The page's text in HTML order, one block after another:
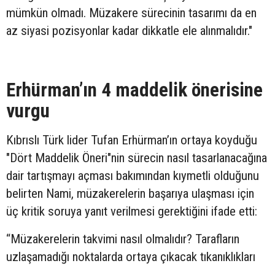
mümkün olmadı. Müzakere sürecinin tasarımı da en
az siyasi pozisyonlar kadar dikkatle ele alınmalıdır."
Erhürman’ın 4 maddelik önerisine
vurgu
Kıbrıslı Türk lider Tufan Erhürman’ın ortaya koyduğu
"Dört Maddelik Öneri"nin sürecin nasıl tasarlanacağına
dair tartışmayı açması bakımından kıymetli olduğunu
belirten Nami, müzakerelerin başarıya ulaşması için
üç kritik soruya yanıt verilmesi gerektiğini ifade etti:
“Müzakerelerin takvimi nasıl olmalıdır? Tarafların
uzlaşamadığı noktalarda ortaya çıkacak tıkanıklıkları